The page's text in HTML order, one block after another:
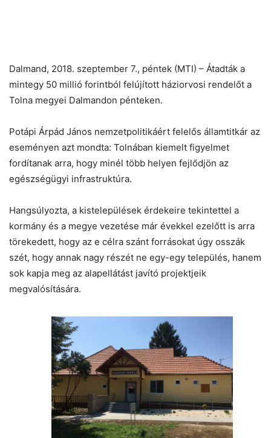
Dalmand, 2018. szeptember 7., péntek (MTI) – Átadták a
mintegy 50 millió forintból felújított háziorvosi rendelőt a
Tolna megyei Dalmandon pénteken.
Potápi Árpád János nemzetpolitikáért felelős államtitkár az
eseményen azt mondta: Tolnában kiemelt figyelmet
fordítanak arra, hogy minél több helyen fejlődjön az
egészségügyi infrastruktúra.
Hangsúlyozta, a kistelepülések érdekeire tekintettel a
kormány és a megye vezetése már évekkel ezelőtt is arra
törekedett, hogy az e célra szánt forrásokat úgy osszák
szét, hogy annak nagy részét ne egy-egy település, hanem
sok kapja meg az alapellátást javító projektjeik
megvalósítására.